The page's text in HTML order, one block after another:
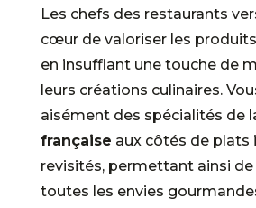
Les chefs des restaurants
cœur de valoriser les
en insufflant une touche de
leurs créations culinaires.
aisément des spécialités de
française aux côtés de plats
revisités, permettant ainsi
toutes les envies